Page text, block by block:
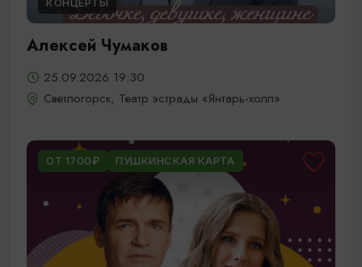
Алексей Чумаков
25.09.2026 19:30
Светлогорск, Театр эстрады «Янтарь-холл»
ОТ 1700₽ ПУШКИНСКАЯ КАРТА